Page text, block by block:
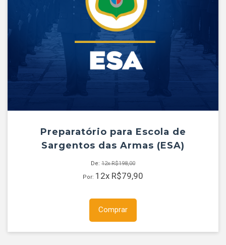
Preparatório para Escola de
Sargentos das Armas (ESA)
De: 12xR$198,00
Por: 12x R$79,90
Comprar